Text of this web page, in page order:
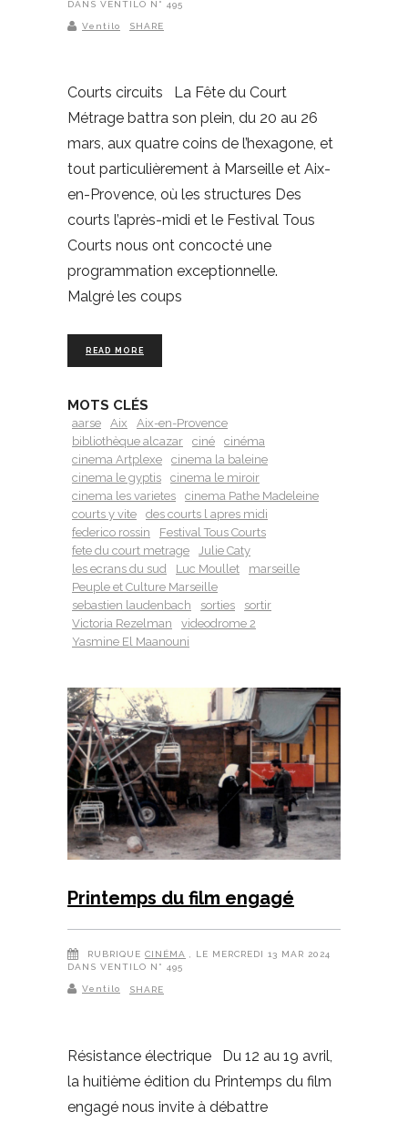
DANS VENTILO N° 495
Ventilo SHARE
Courts circuits La Fête du Court
Métrage battra son plein, du 20 au 26
mars, aux quatre coins de l’hexagone, et
tout particulièrement à Marseille et Aix-
en-Provence, où les structures Des
courts l’après-midi et le Festival Tous
Courts nous ont concocté une
programmation exceptionnelle.
Malgré les coups
READ MORE
MOTS CLÉS
aarse Aix
Aix-en-Provence
bibliothèque alcazar
ciné
cinéma
cinema Artplexe
cinema la baleine
cinema le gyptis
cinema le miroir
cinema les varietes
cinema Pathe Madeleine
courts y vite
des courts l apres midi
federico rossin
Festival Tous Courts
fete du court metrage
Julie Caty
les ecrans du sud
Luc Moullet
marseille
Peuple et Culture Marseille
sebastien laudenbach
sorties
sortir
Victoria Rezelman
videodrome 2
Yasmine El Maanouni
Printemps du film engagé
RUBRIQUE CINÉMA
, LE MERCREDI 13 MAR 2024
DANS VENTILO N° 495
Ventilo SHARE
Résistance électrique Du 12 au 19 avril,
la huitième édition du Printemps du film
engagé nous invite à débattre